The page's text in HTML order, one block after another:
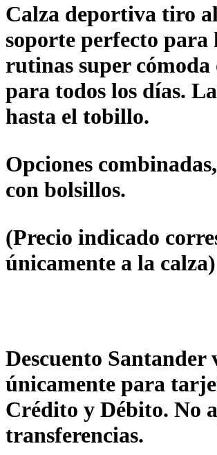
Calza deportiva tiro
soporte perfecto para
rutinas super cómoda
para todos los días.
hasta el tobillo.
Opciones
con bolsillos.
(Precio indicado
únicamente a la calza)
Descuento Santander
únicamente para
Crédito y Débito. No
transferencias.